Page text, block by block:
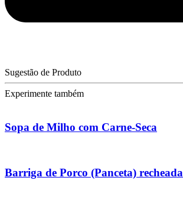
Sugestão de Produto
Experimente também
Sopa de Milho com Carne-Seca
Barriga de Porco (Panceta) recheada